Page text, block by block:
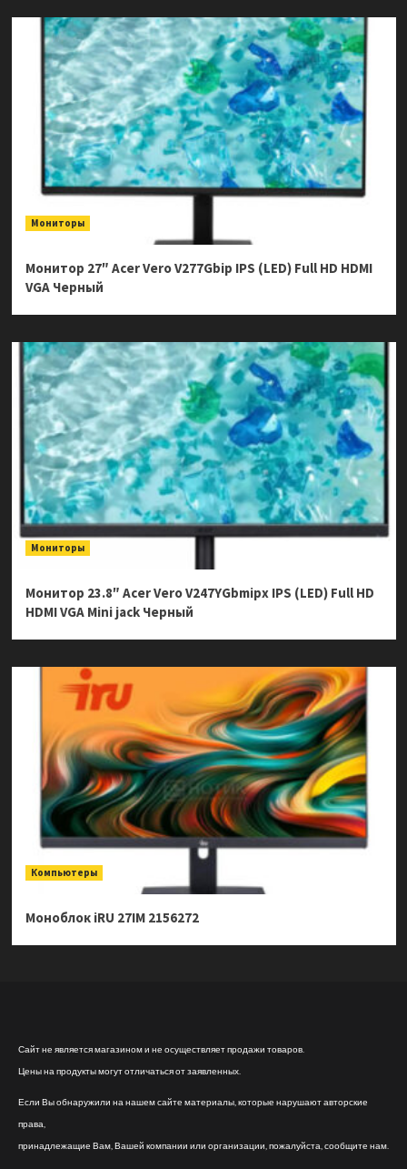
Мониторы
Монитор 27″ Acer Vero V277Gbip IPS (LED) Full HD HDMI
VGA Черный
Мониторы
Монитор 23.8″ Acer Vero V247YGbmipx IPS (LED) Full HD
HDMI VGA Mini jack Черный
Компьютеры
Моноблок iRU 27IM 2156272
Сайт не является магазином и не осуществляет продажи товаров.
Цены на продукты могут отличаться от заявленных.
Если Вы обнаружили на нашем сайте материалы, которые нарушают авторские
права,
принадлежащие Вам, Вашей компании или организации, пожалуйста, сообщите нам.